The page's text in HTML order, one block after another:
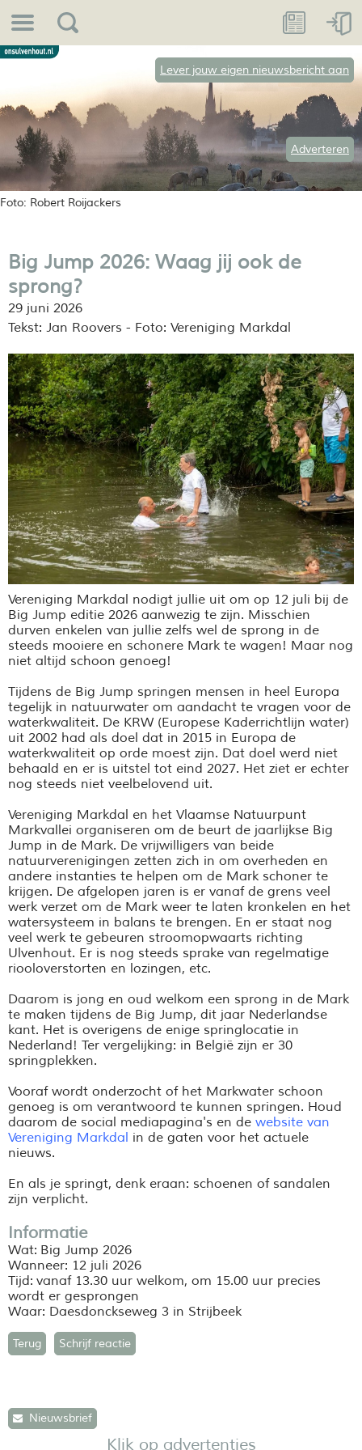
Foto: Robert Roijackers
Lever jouw eigen nieuwsbericht aan
Adverteren
Big Jump 2026: Waag jij ook de
sprong?
29 juni 2026
Tekst: Jan Roovers - Foto: Vereniging Markdal
Vereniging Markdal nodigt jullie uit om op 12 juli bij de
Big Jump editie 2026 aanwezig te zijn. Misschien
durven enkelen van jullie zelfs wel de sprong in de
steeds mooiere en schonere Mark te wagen! Maar nog
niet altijd schoon genoeg!
Tijdens de Big Jump springen mensen in heel Europa
tegelijk in natuurwater om aandacht te vragen voor de
waterkwaliteit. De KRW (Europese Kaderrichtlijn water)
uit 2002 had als doel dat in 2015 in Europa de
waterkwaliteit op orde moest zijn. Dat doel werd niet
behaald en er is uitstel tot eind 2027. Het ziet er echter
nog steeds niet veelbelovend uit.
Vereniging Markdal en het Vlaamse Natuurpunt
Markvallei organiseren om de beurt de jaarlijkse Big
Jump in de Mark. De vrijwilligers van beide
natuurverenigingen zetten zich in om overheden en
andere instanties te helpen om de Mark schoner te
krijgen. De afgelopen jaren is er vanaf de grens veel
werk verzet om de Mark weer te laten kronkelen en het
watersysteem in balans te brengen. En er staat nog
veel werk te gebeuren stroomopwaarts richting
Ulvenhout. Er is nog steeds sprake van regelmatige
riooloverstorten en lozingen, etc.
Daarom is jong en oud welkom een sprong in de Mark
te maken tijdens de Big Jump, dit jaar Nederlandse
kant. Het is overigens de enige springlocatie in
Nederland! Ter vergelijking: in België zijn er 30
springplekken.
Vooraf wordt onderzocht of het Markwater schoon
genoeg is om verantwoord te kunnen springen. Houd
daarom de social mediapagina's en de website van
Vereniging Markdal in de gaten voor het actuele
nieuws.
En als je springt, denk eraan: schoenen of sandalen
zijn verplicht.
Informatie
Wat: Big Jump 2026
Wanneer: 12 juli 2026
Tijd: vanaf 13.30 uur welkom, om 15.00 uur precies
wordt er gesprongen
Waar: Daesdonckseweg 3 in Strijbeek
Terug Schrijf reactie
Nieuwsbrief
Klik op advertenties